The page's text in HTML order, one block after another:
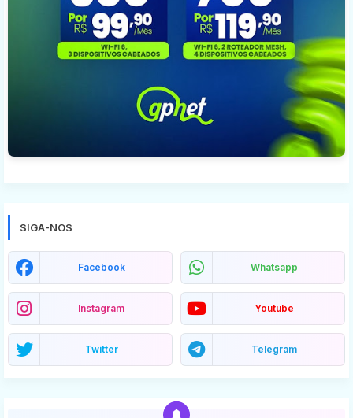
SIGA-NOS
Facebook Whatsapp
Instagram Youtube
Twitter Telegram